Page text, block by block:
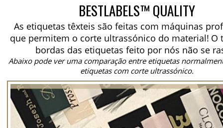
BESTLABELS™ QUALITY
As etiquetas têxteis são feitas com máquinas
que permitem o corte ultrassónico do material! O
bordas das etiquetas feito por nós não se
Abaixo pode ver uma comparação entre etiquetas
etiquetas com corte ultrassónico.